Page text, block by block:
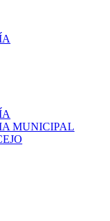
MUNICIPAL